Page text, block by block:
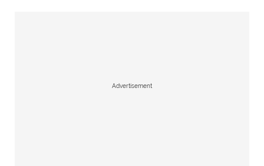
Advertisement